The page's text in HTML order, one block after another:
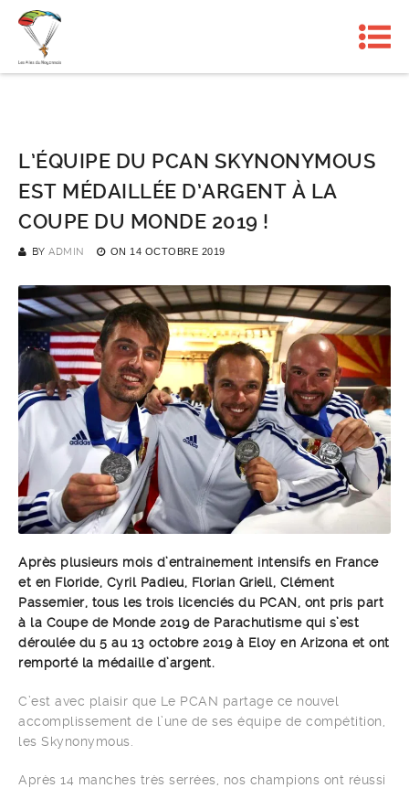
L’ÉQUIPE DU PCAN SKYNONYMOUS
EST MÉDAILLÉE D’ARGENT À LA
COUPE DU MONDE 2019 !
BY ADMIN ON 14 OCTOBRE 2019
Après plusieurs mois d’entrainement intensifs en France
et en Floride, Cyril Padieu, Florian Griell, Clément
Passemier, tous les trois licenciés du PCAN, ont pris part
à la Coupe de Monde 2019 de Parachutisme qui s’est
déroulée du 5 au 13 octobre 2019 à Eloy en Arizona et ont
remporté la médaille d’argent.
C’est avec plaisir que Le PCAN partage ce nouvel
accomplissement de l’une de ses équipe de compétition,
les Skynonymous.
Après 14 manches très serrées, nos champions ont réussi